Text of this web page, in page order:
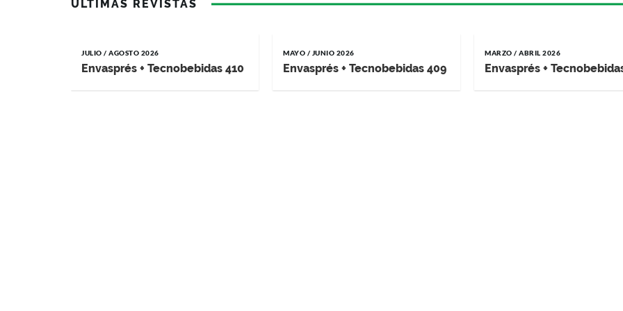
ÚLTIMAS REVISTAS
JULIO / AGOSTO 2026
Envasprés + Tecnobebidas 410
MAYO / JUNIO 2026
Envasprés + Tecnobebidas 409
MARZO / ABRIL 2026
Envasprés +